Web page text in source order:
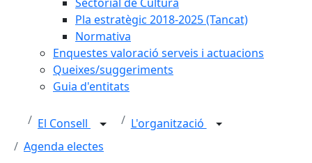
Pla estratègic 2018-2025 (Tancat)
Normativa
Enquestes valoració serveis i actuacions
Queixes/suggeriments
Guia d'entitats
El Consell
L'organització
Agenda electes